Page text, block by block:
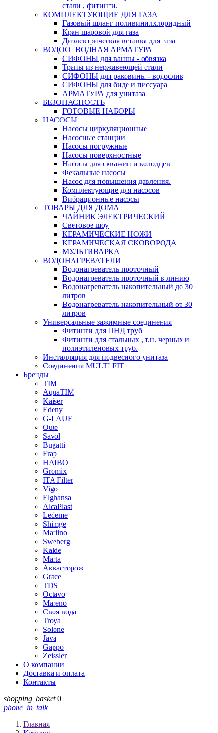
стали , фитинги.
КОМПЛЕКТУЮЩИЕ ДЛЯ ГАЗА
Газовый шланг поливинилхлоридный
Кран шаровой для газа
Диэлектрическая вставка для газа
ВОДООТВОДНАЯ АРМАТУРА
СИФОНЫ для ванны - обвязка
Трапы из нержавеющей стали
СИФОНЫ для раковины - водослив
СИФОНЫ для биде и писсуара
АРМАТУРА для унитаза
БЕЗОПАСНОСТЬ
ГОТОВЫЕ НАБОРЫ
НАСОСЫ
Насосы циркуляционные
Насосные станции
Насосы погружные
Насосы поверхностные
Насосы для скважин и колодцев
Фекальные насосы
Насос для повышения давления.
Комплектующие для насосов
Вибрационные насосы
ТОВАРЫ ДЛЯ ДОМА
ЧАЙНИК ЭЛЕКТРИЧЕСКИЙ
Световое шоу
КЕРАМИЧЕСКИЕ НОЖИ
КЕРАМИЧЕСКАЯ СКОВОРОДА
МУЛЬТИВАРКА
ВОДОНАГРЕВАТЕЛИ
Водонагреватель проточный
Водонагреватель проточный в линию
Водонагреватель накопительный до 30
литров
Водонагреватель накопительный от 30
литров
Универсальные зажимные соединения
Фитинги для ПНД труб
Фитинги для стальных , т.н. черных и
полиэтиленовых труб.
Инсталляция для подвесного унитаза
Соединения MULTI-FIT
Бренды
TIM
AquaTIM
Kaiser
Edeny
G-LAUF
Oute
Savol
Bugatti
Frap
HAIBO
Gromix
ITA Filter
Vigo
Elghansa
AlcaPlast
Ledeme
Shimge
Marlino
Sweberg
Kalde
Marta
Аквасторож
Grace
TDS
Octavo
Mareno
Своя вода
Troya
Solone
Java
Gappo
Zeissler
О компании
Доставка и оплата
Контакты
shopping_basket 0
phone_in_talk
Главная